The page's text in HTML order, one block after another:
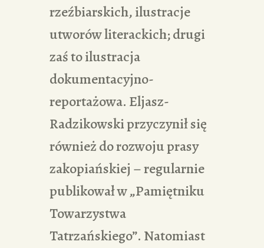
rzeźbiarskich, ilustracje
utworów literackich; drugi
zaś to ilustracja
dokumentacyjno-
reportażowa. Eljasz-
Radzikowski przyczynił się
również do rozwoju prasy
zakopiańskiej – regularnie
publikował w „Pamiętniku
Towarzystwa
Tatrzańskiego”. Natomiast